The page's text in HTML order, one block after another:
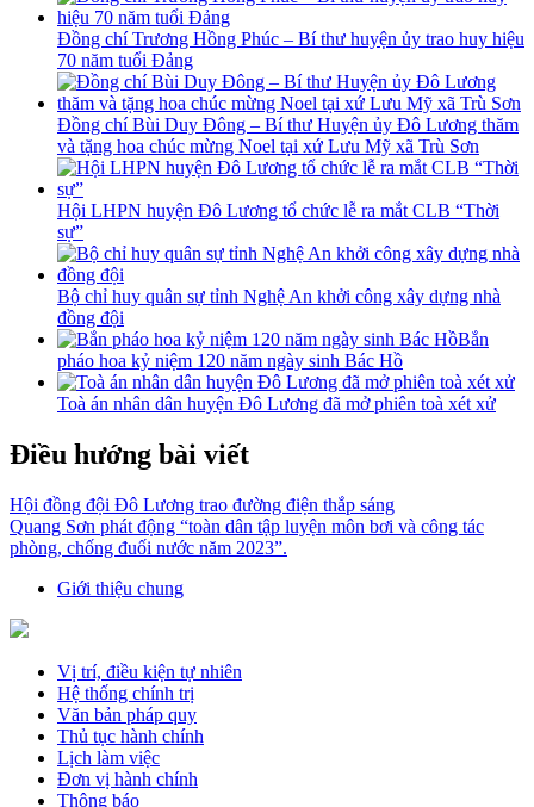
Đồng chí Trương Hồng Phúc – Bí thư huyện ủy trao huy hiệu
70 năm tuổi Đảng
Đồng chí Bùi Duy Đông – Bí thư Huyện ủy Đô Lương thăm
và tặng hoa chúc mừng Noel tại xứ Lưu Mỹ xã Trù Sơn
Hội LHPN huyện Đô Lương tổ chức lễ ra mắt CLB “Thời
sự”
Bộ chỉ huy quân sự tỉnh Nghệ An khởi công xây dựng nhà
đồng đội
Bắn
pháo hoa kỷ niệm 120 năm ngày sinh Bác Hồ
Toà án nhân dân huyện Đô Lương đã mở phiên toà xét xử
Điều hướng bài viết
Hội đồng đội Đô Lương trao đường điện thắp sáng
Quang Sơn phát động “toàn dân tập luyện môn bơi và công tác
phòng, chống đuối nước năm 2023”.
Giới thiệu chung
Vị trí, điều kiện tự nhiên
Hệ thống chính trị
Văn bản pháp quy
Thủ tục hành chính
Lịch làm việc
Đơn vị hành chính
Thông báo